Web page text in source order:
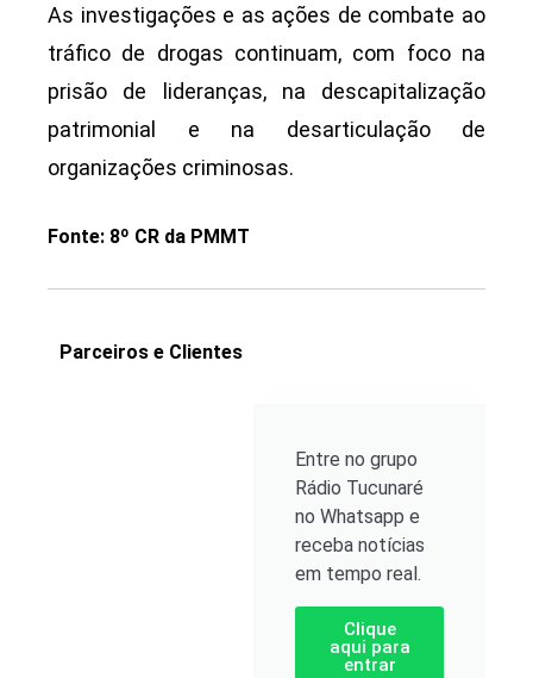
As investigações e as ações de combate ao
tráfico de drogas continuam, com foco na
prisão de lideranças, na descapitalização
patrimonial e na desarticulação de
organizações criminosas.
Fonte: 8º CR da PMMT
Parceiros e Clientes
Entre no grupo
Rádio Tucunaré
no Whatsapp e
receba notícias
em tempo real.
Clique
aqui para
entrar